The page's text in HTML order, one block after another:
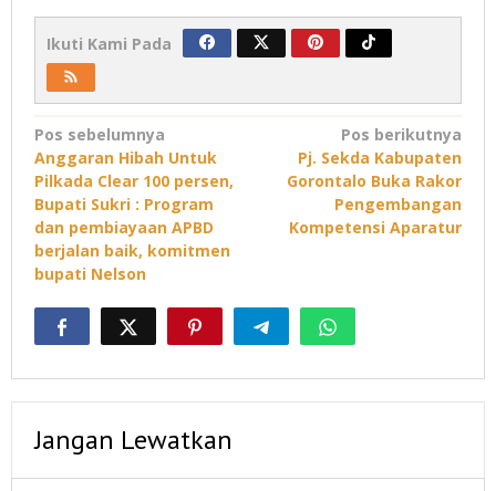
Ikuti Kami Pada
Navigasi
pos
Pos sebelumnya
Anggaran Hibah Untuk
Pilkada Clear 100 persen,
Bupati Sukri : Program
dan pembiayaan APBD
berjalan baik, komitmen
bupati Nelson
Pos berikutnya
Pj. Sekda Kabupaten
Gorontalo Buka Rakor
Pengembangan
Kompetensi Aparatur
Jangan Lewatkan